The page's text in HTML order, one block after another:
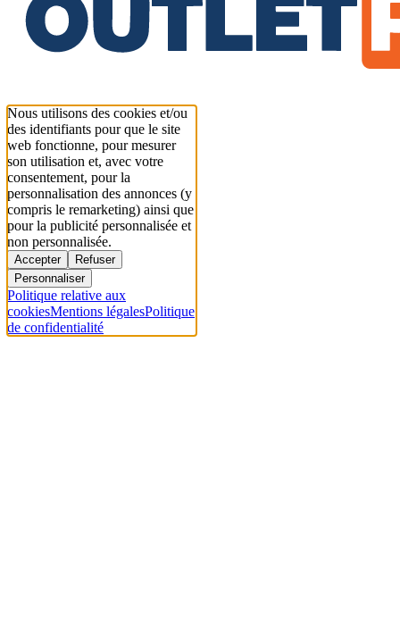
Nous utilisons des cookies et/ou
des identifiants pour que le site
web fonctionne, pour mesurer
son utilisation et, avec votre
consentement, pour la
personnalisation des annonces (y
compris le remarketing) ainsi que
pour la publicité personnalisée et
non personnalisée.
Accepter
Refuser
Personnaliser
Politique relative aux
cookiesMentions légalesPolitique
de confidentialité